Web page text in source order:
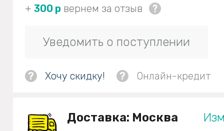
+ 300 р вернем за отзыв
Уведомить о поступлении
? Хочу скидку! ? Онлайн-кредит
Доставка: Москва